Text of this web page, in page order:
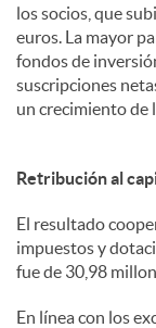
los socios, que
euros. La mayor
fondos de
suscripciones
un crecimiento de
Retribución al
El resultado
impuestos y
fue de 30,98
En línea con los